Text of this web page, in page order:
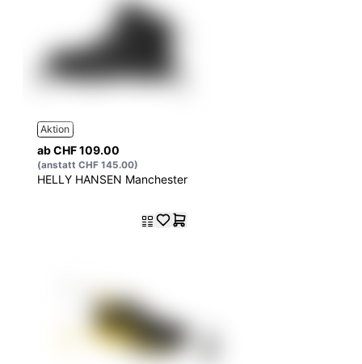
Aktion
ab CHF 109.00
(anstatt CHF 145.00)
HELLY HANSEN Manchester